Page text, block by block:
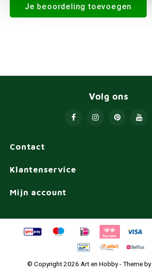
Je beoordeling toevoegen
Contact
Volg ons
Klantenservice
Mijn account
© Copyright 2026 Art en Hobby - Theme by